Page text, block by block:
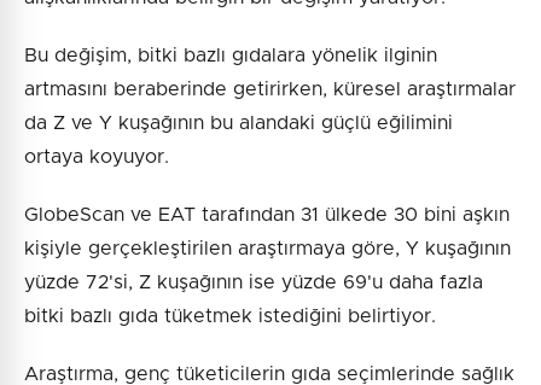
Bu değişim, bitki bazlı gıdalara yönelik ilginin
artmasını beraberinde getirirken, küresel araştırmalar
da Z ve Y kuşağının bu alandaki güçlü eğilimini
ortaya koyuyor.
GlobeScan ve EAT tarafından 31 ülkede 30 bini aşkın
kişiyle gerçekleştirilen araştırmaya göre, Y kuşağının
yüzde 72'si, Z kuşağının ise yüzde 69'u daha fazla
bitki bazlı gıda tüketmek istediğini belirtiyor.
Araştırma, genç tüketicilerin gıda seçimlerinde sağlık